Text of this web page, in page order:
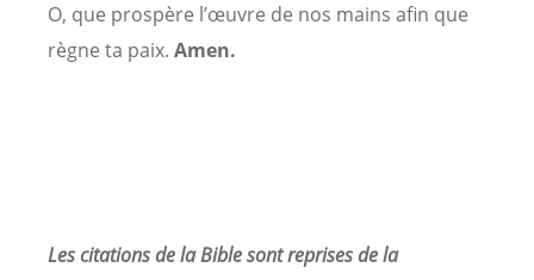
O, que prospère l’œuvre de nos mains afin que
règne ta paix. Amen.
Les citations de la Bible sont reprises de la